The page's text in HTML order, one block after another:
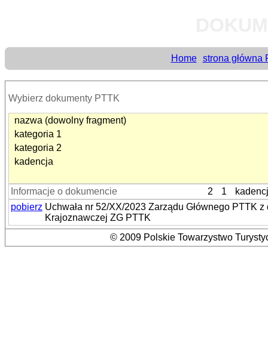
Home strona główna
Wybierz dokumenty PTTK
nazwa (dowolny fragment)
kategoria 1
kategoria 2
kadencja
Informacje o dokumencie 2 1
pobierz Uchwała nr 52/XX/2023 Zarządu Głównego PTTK
Krajoznawczej ZG PTTK
© 2009 Polskie Towarzystwo